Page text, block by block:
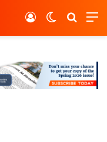
Switch skin
Log In